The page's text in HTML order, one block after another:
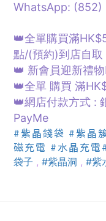
WhatsApp: (852)
👑全單購買滿
點/(預約)到店自取
👑 新會員迎新禮
👑全單 購買 滿
👑網店付款方式 :
PayMe
#紫晶錢袋 #紫晶
磁充電 #水晶充電
袋子 , #紫晶洞 , #紫